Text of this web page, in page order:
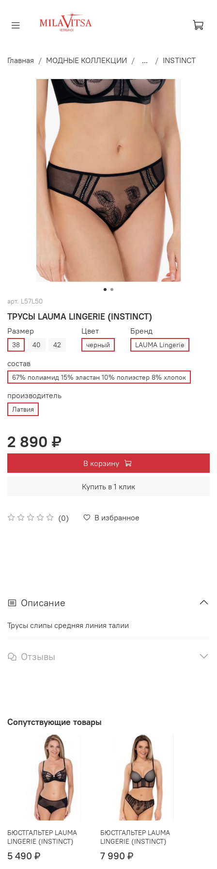
Главная МОДНЫЕ КОЛЛЕКЦИИ ... INSTINCT
арт. L57L50
ТРУСЫ LAUMA LINGERIE (INSTINCT)
(0) В избранное
Размер
38 40 42
Цвет
черный
Бренд
LAUMA Lingerie
состав
67% полиамид 15% эластан 10% полиэстер 8% хлопок
производитель
Латвия
2 890 ₽
В корзину
Купить в 1 клик
Описание
Трусы слипы средняя линия талии
Отзывы
Сопутствующие товары
БЮСТГАЛЬТЕР LAUMA
LINGERIE (INSTINCT)
5 490 ₽
БЮСТГАЛЬТЕР LAUMA
LINGERIE (INSTINCT)
7 990 ₽